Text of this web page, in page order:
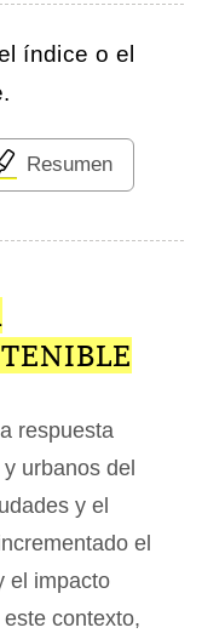
índice o el
Resumen
respuesta
urbanos del
y el
el
el impacto
este contexto,